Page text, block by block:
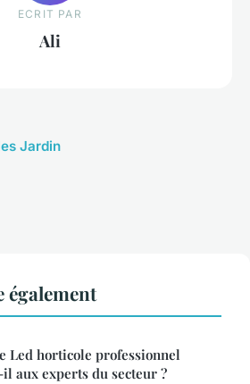
ECRIT PAR
Ali
Jardin
Led horticole professionnel
aux experts du secteur ?